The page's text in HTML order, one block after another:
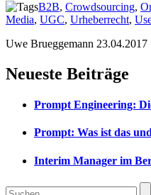
B2B, Crowdsourcing,
Media, UGC, Urheberrecht,
Uwe Brueggemann 23.04.2017
Neueste Beiträge
Prompt Engineering:
Prompt: Was ist das
Interim Manager im